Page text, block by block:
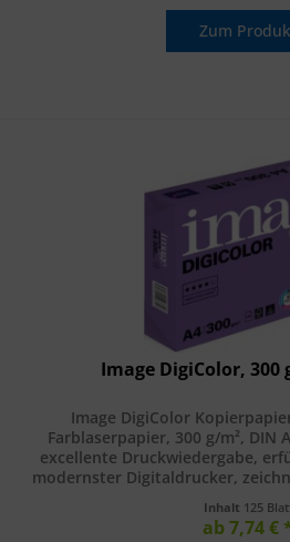
Zum
Image DigiColor, 300
Image DigiColor
Farblaserpapier, 300 g/m², DIN
excellente Druckwiedergabe,
modernster Digitaldrucker,
Inhalt 125
ab 7,74 €